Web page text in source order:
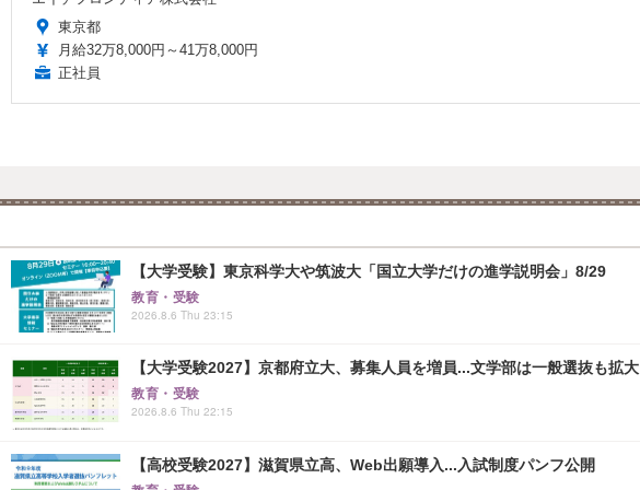
東京都
月給32万8,000円～41万8,000円
正社員
【大学受験】東京科学大や筑波大「国立大学だけの進学説明会」8/29
教育・受験
2026.8.6 Thu 23:15
【大学受験2027】京都府立大、募集人員を増員...文学部は一般選抜も拡大
教育・受験
2026.8.6 Thu 22:15
【高校受験2027】滋賀県立高、Web出願導入...入試制度パンフ公開